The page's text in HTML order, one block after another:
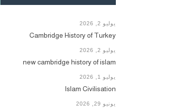
يوليو 2, 2026
Cambridge History of Turkey
يوليو 2, 2026
new cambridge history of islam
يوليو 1, 2026
Islam Civilisation
يونيو 29, 2026